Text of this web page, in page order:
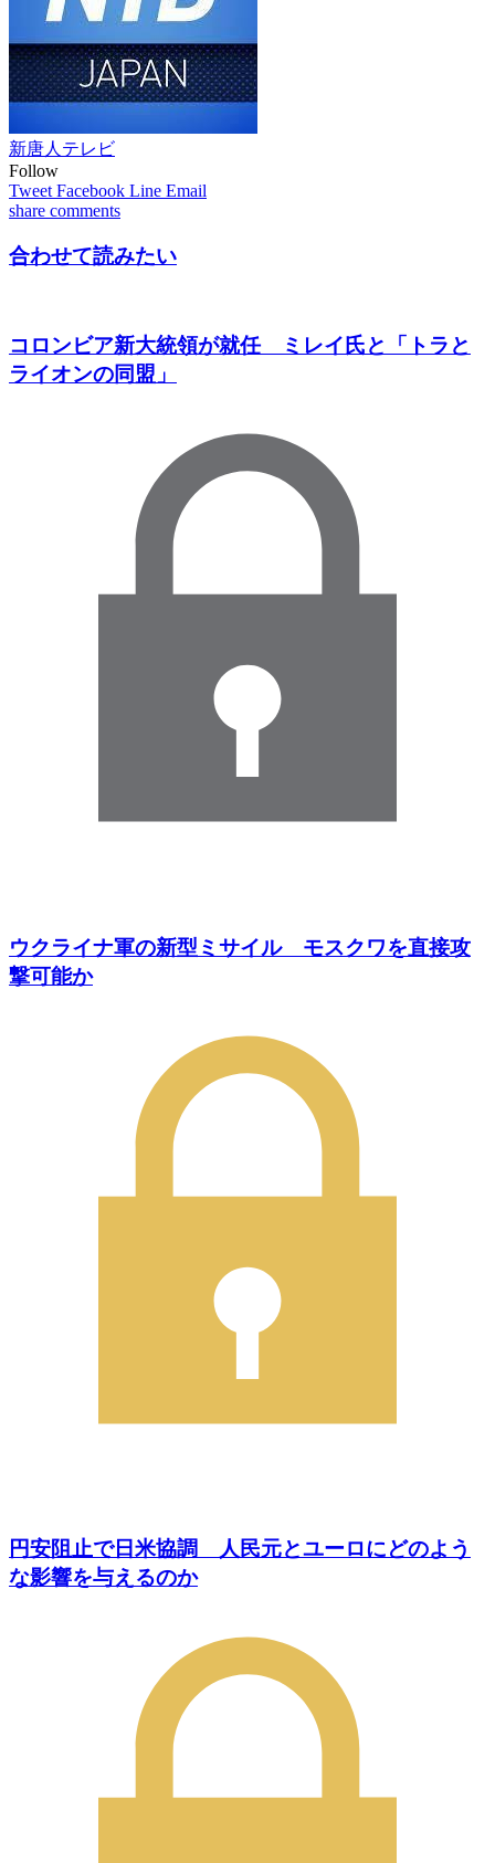
新唐人テレビ
Follow
Tweet Facebook Line Email
share comments
合わせて読みたい
コロンビア新大統領が就任 ミレイ氏と「トラと
ライオンの同盟」
ウクライナ軍の新型ミサイル モスクワを直接攻
撃可能か
円安阻止で日米協調 人民元とユーロにどのよう
な影響を与えるのか